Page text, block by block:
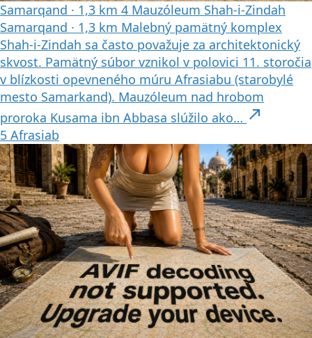
Samarqand · 1,3 km 4 Mauzóleum Shah-i-Zindah
Samarqand · 1,3 km Malebný pamätný komplex
Shah-i-Zindah sa často považuje za architektonický
skvost. Pamätný súbor vznikol v polovici 11. storočia
v blízkosti opevneného múru Afrasiabu (starobylé
mesto Samarkand). Mauzóleum nad hrobom
proroka Kusama ibn Abbasa slúžilo ako… north_east
5 Afrasiab